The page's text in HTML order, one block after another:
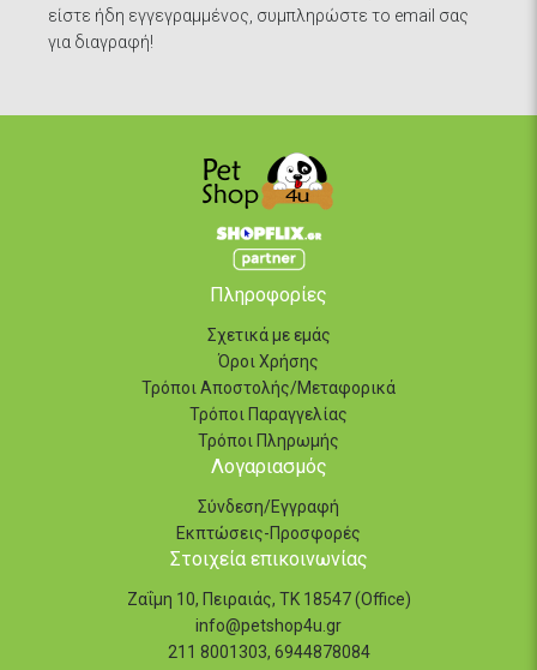
είστε ήδη εγγεγραμμένος, συμπληρώστε το email σας
για διαγραφή!
Πληροφορίες
Σχετικά με εμάς
Όροι Χρήσης
Τρόποι Αποστολής/Μεταφορικά
Τρόποι Παραγγελίας
Τρόποι Πληρωμής
Λογαριασμός
Σύνδεση/Εγγραφή
Εκπτώσεις-Προσφορές
Στοιχεία επικοινωνίας
Ζαΐμη 10, Πειραιάς, ΤΚ 18547 (Office)
info@petshop4u.gr
211 8001303, 6944878084